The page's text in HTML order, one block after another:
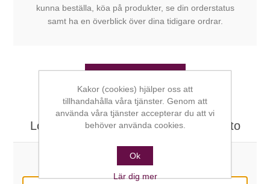
kunna beställa, köa på produkter, se din orderstatus
samt ha en överblick över dina tidigare ordrar.
Logga in här om du redan har ett konto
E-post:
Kakor (cookies) hjälper oss att
tillhandahålla våra tjänster. Genom att
använda våra tjänster accepterar du att vi
behöver använda cookies.
Ok
Lär dig mer